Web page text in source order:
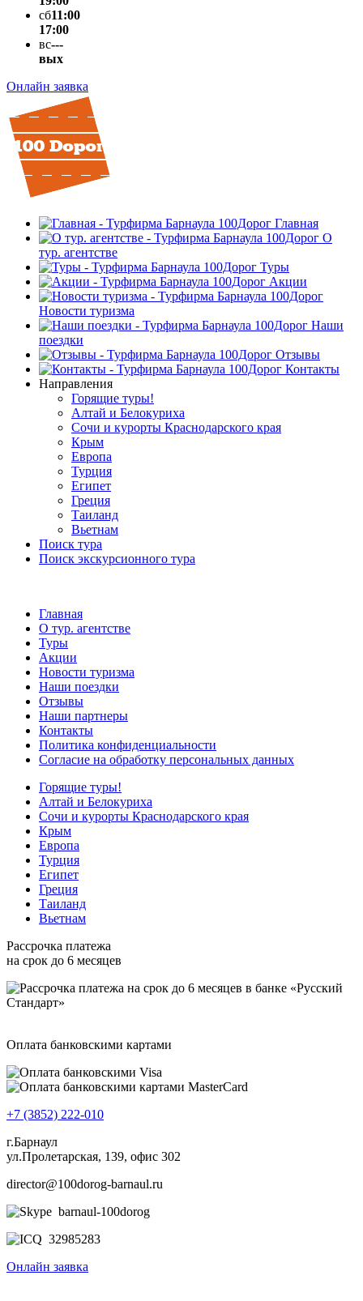
сб11:00
17:00
вс---
вых
Онлайн заявка
Главная
О
тур. агентстве
Туры
Акции
Новости туризма
Наши
поездки
Отзывы
Контакты
Направления
Горящие туры!
Алтай и Белокуриха
Сочи и курорты Краснодарского края
Крым
Европа
Турция
Египет
Греция
Таиланд
Вьетнам
Поиск тура
Поиск экскурсионного тура
Главная
О тур. агентстве
Туры
Акции
Новости туризма
Наши поездки
Отзывы
Наши партнеры
Контакты
Политика конфиденциальности
Согласие на обработку персональных данных
Горящие туры!
Алтай и Белокуриха
Сочи и курорты Краснодарского края
Крым
Европа
Турция
Египет
Греция
Таиланд
Вьетнам
Рассрочка платежа
на срок до 6 месяцев
Оплата банковскими картами
+7 (3852) 222-010
г.Барнаул
ул.Пролетарская, 139, офис 302
director@100dorog-barnaul.ru
barnaul-100dorog
32985283
Онлайн заявка